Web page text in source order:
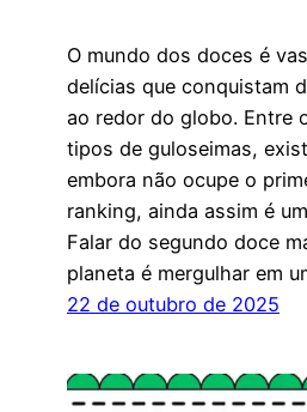
O mundo dos doces é
delícias que conquistam
ao redor do globo. Entre
tipos de guloseimas,
embora não ocupe o
ranking, ainda assim é
Falar do segundo doce
planeta é mergulhar em
22 de outubro de 2025